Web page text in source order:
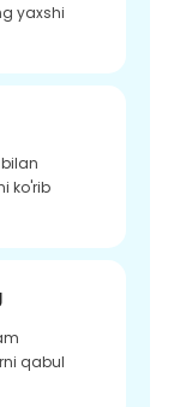
yaxshi
ko'rib
qabul